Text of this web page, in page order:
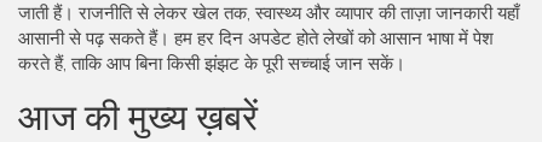
जाती हैं। राजनीति से लेकर खेल तक, स्वास्थ्य और व्यापार की ताज़ा जानकारी यहाँ
आसानी से पढ़ सकते हैं। हम हर दिन अपडेट होते लेखों को आसान भाषा में पेश
करते हैं, ताकि आप बिना किसी झंझट के पूरी सच्चाई जान सकें।
आज की मुख्य ख़बरें